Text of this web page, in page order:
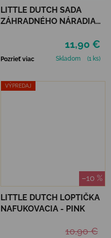
LITTLE DUTCH SADA
ZÁHRADNÉHO NÁRADIA
11,90 €
Pozrieť viac Skladom (1 ks)
VÝPREDAJ
–10 %
LITTLE DUTCH LOPTIČKA
NAFUKOVACIA - PINK
10,90 €